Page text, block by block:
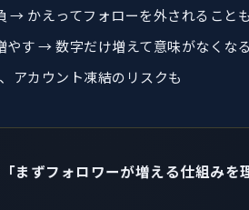
→ かえってフォローを外されることも
やす → 数字だけ増えて意味がなくなる
アカウント凍結のリスクも
「まずフォロワーが増える仕組みを